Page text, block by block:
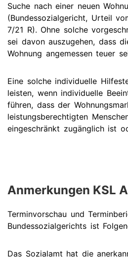
Suche nach einer neuen
(Bundessozialgericht, Urteil
7/21 R). Ohne solche
sei davon auszugehen, dass
Wohnung angemessen teuer
Eine solche individuelle
leisten, wenn individuelle
führen, dass der
leistungsberechtigten
eingeschränkt zugänglich ist
Anmerkungen KSL
Terminvorschau und
Bundessozialgerichts ist
Das Sozialamt hat die